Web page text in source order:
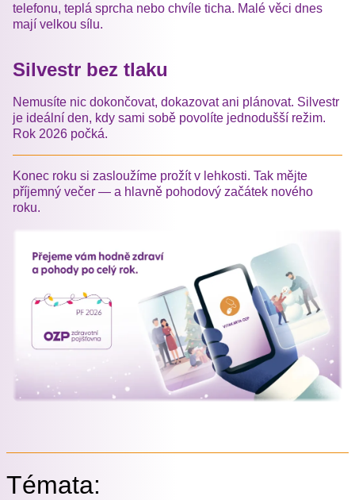
telefonu, teplá sprcha nebo chvíle ticha. Malé věci dnes
mají velkou sílu.
Silvestr bez tlaku
Nemusíte nic dokončovat, dokazovat ani plánovat. Silvestr
je ideální den, kdy sami sobě povolíte jednodušší režim.
Rok 2026 počká.
Konec roku si zasloužíme prožít v lehkosti. Tak mějte
příjemný večer — a hlavně pohodový začátek nového
roku.
Témata: